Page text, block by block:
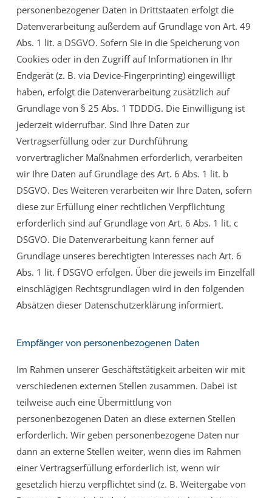
personenbezogener Daten in Drittstaaten erfolgt die
Datenverarbeitung außerdem auf Grundlage von Art. 49
Abs. 1 lit. a DSGVO. Sofern Sie in die Speicherung von
Cookies oder in den Zugriff auf Informationen in Ihr
Endgerät (z. B. via Device-Fingerprinting) eingewilligt
haben, erfolgt die Datenverarbeitung zusätzlich auf
Grundlage von § 25 Abs. 1 TDDDG. Die Einwilligung ist
jederzeit widerrufbar. Sind Ihre Daten zur
Vertragserfüllung oder zur Durchführung
vorvertraglicher Maßnahmen erforderlich, verarbeiten
wir Ihre Daten auf Grundlage des Art. 6 Abs. 1 lit. b
DSGVO. Des Weiteren verarbeiten wir Ihre Daten, sofern
diese zur Erfüllung einer rechtlichen Verpflichtung
erforderlich sind auf Grundlage von Art. 6 Abs. 1 lit. c
DSGVO. Die Datenverarbeitung kann ferner auf
Grundlage unseres berechtigten Interesses nach Art. 6
Abs. 1 lit. f DSGVO erfolgen. Über die jeweils im Einzelfall
einschlägigen Rechtsgrundlagen wird in den folgenden
Absätzen dieser Datenschutzerklärung informiert.
Empfänger von personenbezogenen Daten
Im Rahmen unserer Geschäftstätigkeit arbeiten wir mit
verschiedenen externen Stellen zusammen. Dabei ist
teilweise auch eine Übermittlung von
personenbezogenen Daten an diese externen Stellen
erforderlich. Wir geben personenbezogene Daten nur
dann an externe Stellen weiter, wenn dies im Rahmen
einer Vertragserfüllung erforderlich ist, wenn wir
gesetzlich hierzu verpflichtet sind (z. B. Weitergabe von